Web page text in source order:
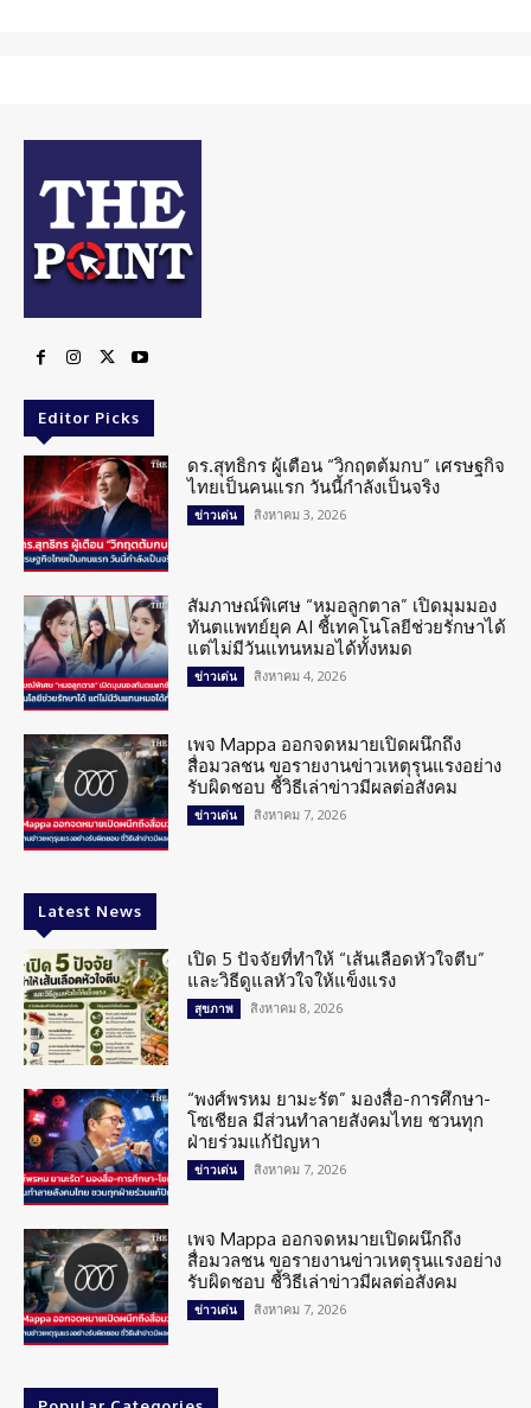
Editor Picks
ดร.สุทธิกร ผู้เตือน “วิกฤตต้มกบ” เศรษฐกิจ
ไทยเป็นคนแรก วันนี้กำลังเป็นจริง
ข่าวเด่น สิงหาคม 3, 2026
สัมภาษณ์พิเศษ “หมอลูกตาล” เปิดมุมมอง
ทันตแพทย์ยุค AI ชี้เทคโนโลยีช่วยรักษาได้
แต่ไม่มีวันแทนหมอได้ทั้งหมด
ข่าวเด่น สิงหาคม 4, 2026
เพจ Mappa ออกจดหมายเปิดผนึกถึง
สื่อมวลชน ขอรายงานข่าวเหตุรุนแรงอย่าง
รับผิดชอบ ชี้วิธีเล่าข่าวมีผลต่อสังคม
ข่าวเด่น สิงหาคม 7, 2026
Latest News
เปิด 5 ปัจจัยที่ทำให้ “เส้นเลือดหัวใจตีบ”
และวิธีดูแลหัวใจให้แข็งแรง
สุขภาพ สิงหาคม 8, 2026
“พงศ์พรหม ยามะรัต” มองสื่อ-การศึกษา-
โซเชียล มีส่วนทำลายสังคมไทย ชวนทุก
ฝ่ายร่วมแก้ปัญหา
ข่าวเด่น สิงหาคม 7, 2026
เพจ Mappa ออกจดหมายเปิดผนึกถึง
สื่อมวลชน ขอรายงานข่าวเหตุรุนแรงอย่าง
รับผิดชอบ ชี้วิธีเล่าข่าวมีผลต่อสังคม
ข่าวเด่น สิงหาคม 7, 2026